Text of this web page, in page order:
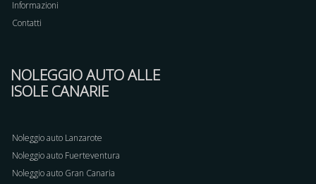
Informazioni
Contatti
NOLEGGIO AUTO ALLE
ISOLE CANARIE
Noleggio auto Lanzarote
Noleggio auto Fuerteventura
Noleggio auto Gran Canaria